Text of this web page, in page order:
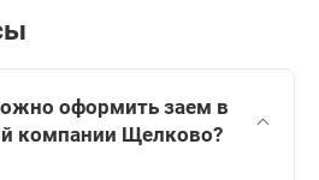
оформить заем в
компании Щелково?